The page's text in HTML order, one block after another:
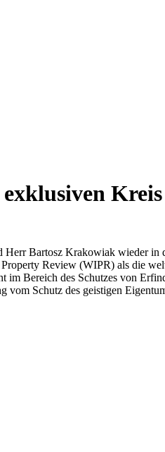
Herr Bartosz Krakowiak wieder
Review (WIPR) als die
Bereich des Schutzes von
vom Schutz des geistigen